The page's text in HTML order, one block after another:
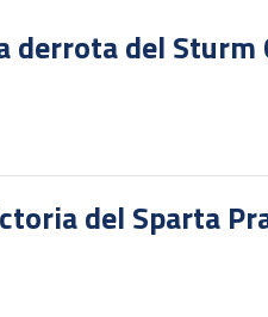
derrota del
del Sparta